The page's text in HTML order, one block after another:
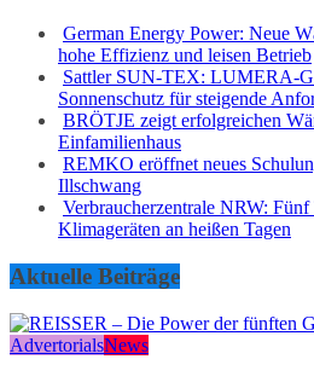
German Energy Power: Neue
hohe Effizienz und leisen Betrieb
Sattler SUN-TEX: LUMERA-
Sonnenschutz für steigende
BRÖTJE zeigt erfolgreichen
Einfamilienhaus
REMKO eröffnet neues
Illschwang
Verbraucherzentrale NRW:
Klimageräten an heißen Tagen
Aktuelle Beiträge
AdvertorialsNews